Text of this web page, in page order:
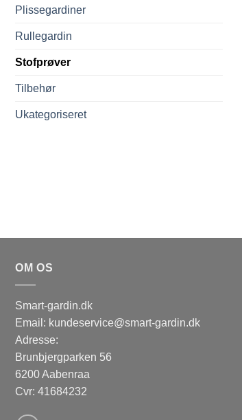
Plissegardiner
Rullegardin
Stofprøver
Tilbehør
Ukategoriseret
OM OS
Smart-gardin.dk
Email: kundeservice@smart-gardin.dk
Adresse:
Brunbjergparken 56
6200 Aabenraa
Cvr: 41684232